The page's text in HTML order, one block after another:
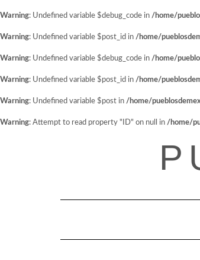
Warning: Undefined variable $debug_code in /home/
Warning: Undefined variable $post_id in /home/
Warning: Undefined variable $debug_code in /home/
Warning: Undefined variable $post_id in /home/
Warning: Undefined variable $post in /home/
Warning: Attempt to read property "ID" on null in /home/